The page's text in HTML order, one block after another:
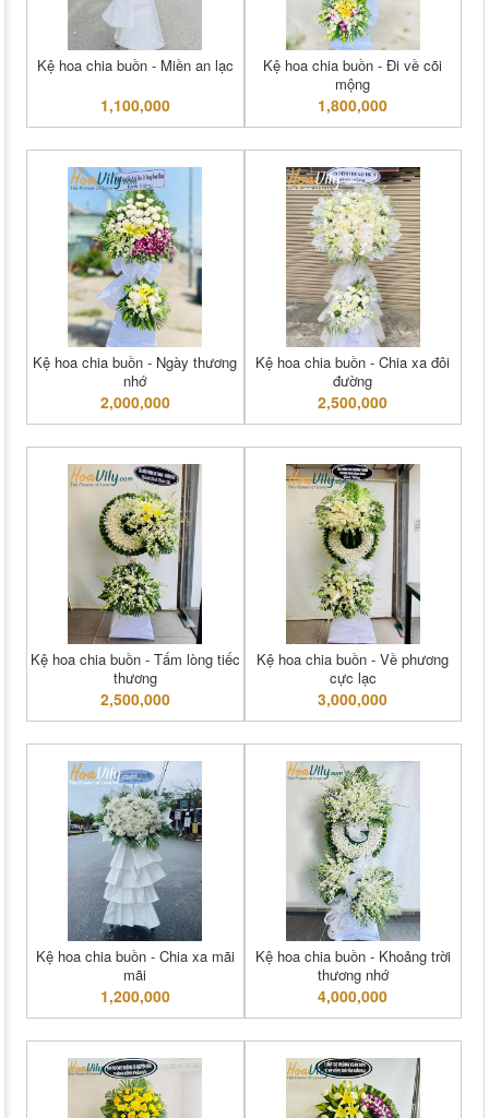
Kệ hoa chia buồn - Miền an lạc
1,100,000
Kệ hoa chia buồn - Đi về cõi
mộng
1,800,000
Kệ hoa chia buồn - Ngày thương
nhớ
2,000,000
Kệ hoa chia buồn - Chia xa đôi
đường
2,500,000
Kệ hoa chia buồn - Tấm lòng tiếc
thương
2,500,000
Kệ hoa chia buồn - Về phương
cực lạc
3,000,000
Kệ hoa chia buồn - Chia xa mãi
mãi
1,200,000
Kệ hoa chia buồn - Khoảng trời
thương nhớ
4,000,000